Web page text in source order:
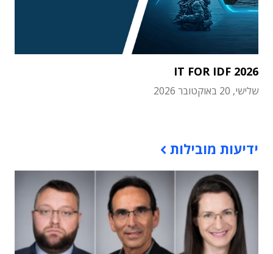
IT FOR IDF 2026
שלישי, 20 באוקטובר 2026
ידיעות מובילות